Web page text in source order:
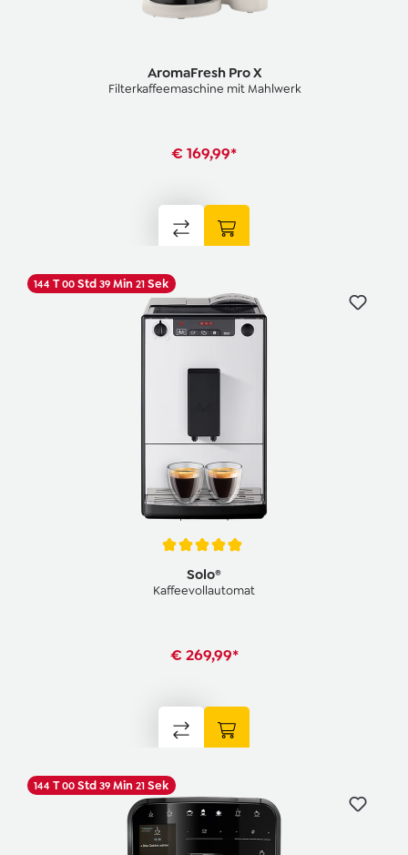
AromaFresh Pro X
Filterkaffeemaschine mit Mahlwerk
€ 169,99*
144T00Std 39Min 20Sek
Solo®
Kaffeevollautomat
€ 269,99*
144T00Std 39Min 20Sek